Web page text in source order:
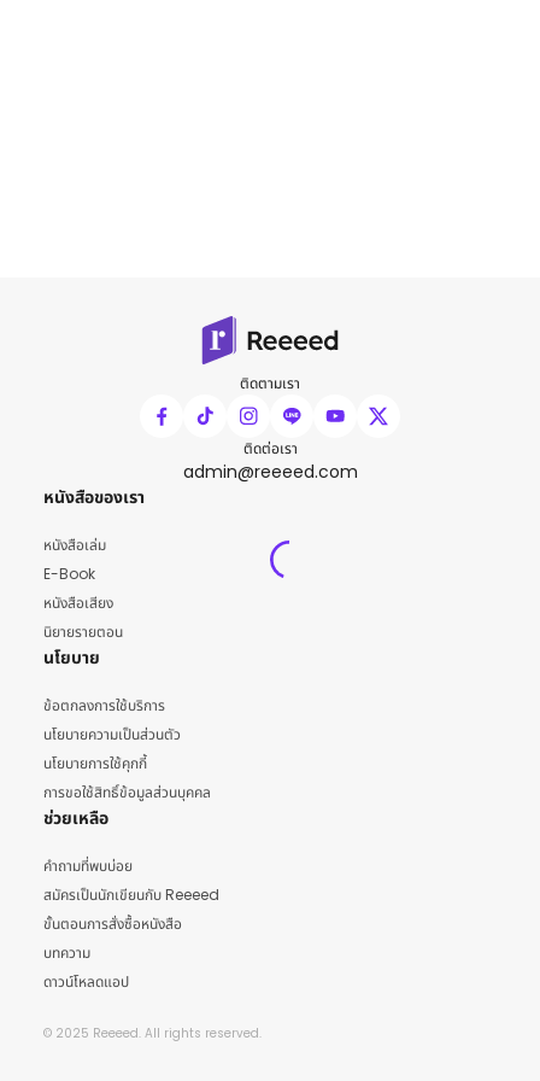
ติดตามเรา
ติดต่อเรา
admin@reeeed.com
หนังสือของเรา
หนังสือเล่ม
E-Book
หนังสือเสียง
นิยายรายตอน
นโยบาย
ข้อตกลงการใช้บริการ
นโยบายความเป็นส่วนตัว
นโยบายการใช้คุกกี้
การขอใช้สิทธิ์ข้อมูลส่วนบุคคล
ช่วยเหลือ
คำถามที่พบบ่อย
สมัครเป็นนักเขียนกับ Reeeed
ขั้นตอนการสั่งซื้อหนังสือ
บทความ
ดาวน์โหลดแอป
© 2025 Reeeed. All rights reserved.